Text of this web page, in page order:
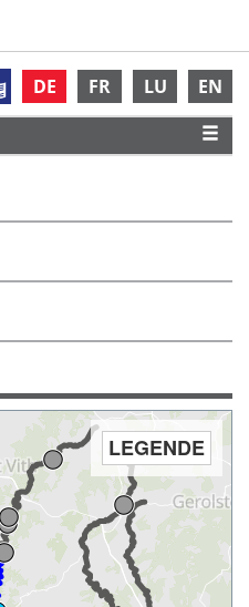
DE FR LU EN
LEGENDE